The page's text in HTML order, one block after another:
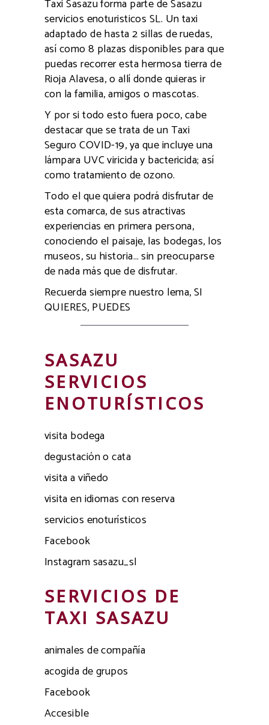
Taxi Sasazu forma parte de Sasazu
servicios enoturisticos SL. Un taxi
adaptado de hasta 2 sillas de ruedas,
así como 8 plazas disponibles para que
puedas recorrer esta hermosa tierra de
Rioja Alavesa, o allí donde quieras ir
con la familia, amigos o mascotas.
Y por si todo esto fuera poco, cabe
destacar que se trata de un Taxi
Seguro COVID-19, ya que incluye una
lámpara UVC viricida y bactericida; así
como tratamiento de ozono.
Todo el que quiera podrá disfrutar de
esta comarca, de sus atractivas
experiencias en primera persona,
conociendo el paisaje, las bodegas, los
museos, su historia… sin preocuparse
de nada más que de disfrutar.
Recuerda siempre nuestro lema, SI
QUIERES, PUEDES
SASAZU
SERVICIOS
ENOTURÍSTICOS
visita bodega
degustación o cata
visita a viñedo
visita en idiomas con reserva
servicios enoturísticos
Facebook
Instagram sasazu_sl
SERVICIOS DE
TAXI SASAZU
animales de compañía
acogida de grupos
Facebook
Accesible